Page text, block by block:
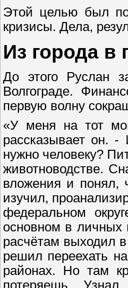
Этой целью был
кризисы. Дела,
Из города в
До этого Руслан
Волгограде.
первую волну
«У меня на тот
рассказывает он.
нужно человеку?
животноводстве.
вложения и понял,
изучил,
федеральном
основном в личных
расчётам выходил
решил переехать
районах. Но там